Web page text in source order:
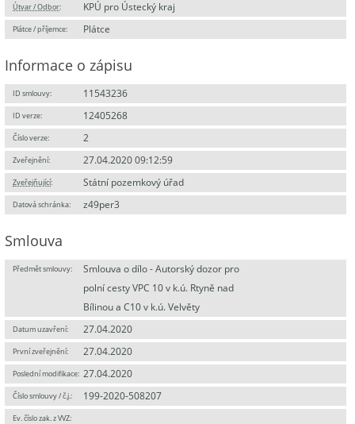
Útvar / Odbor: KPÚ pro Ústecký kraj
Plátce / příjemce: Plátce
Informace o zápisu
ID smlouvy: 11543236
ID verze: 12405268
Číslo verze: 2
Zveřejnění: 27.04.2020 09:12:59
Zveřejňující: Státní pozemkový úřad
Datová schránka: z49per3
Smlouva
Předmět smlouvy:
Smlouva o dílo - Autorský dozor pro
polní cesty VPC 10 v k.ú. Rtyně nad
Bílinou a C10 v k.ú. Velvěty
Datum uzavření: 27.04.2020
První zveřejnění: 27.04.2020
Poslední modifikace: 27.04.2020
Číslo smlouvy / č.j.: 199-2020-508207
Ev. číslo zak. z VVZ: